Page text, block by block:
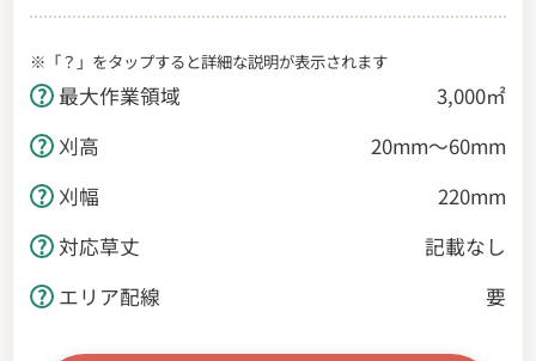
※「？」をタップすると詳細な説明が表示されます
最大作業領域
3,000㎡
刈高
20mm～60mm
刈幅
220mm
対応草丈
記載なし
エリア配線
要